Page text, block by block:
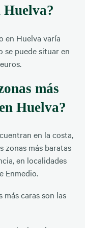
Huelva?
en Huelva varía
se puede situar en
más
Huelva?
en la costa,
zonas más baratas
en localidades
Enmedio.
más caras son las